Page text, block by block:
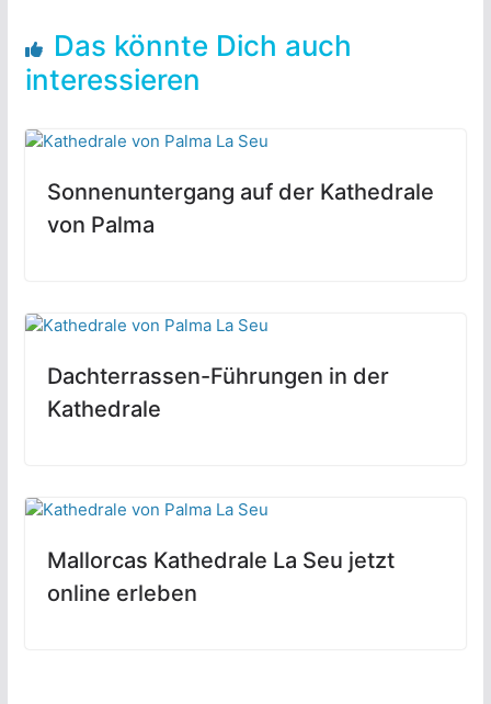
Das könnte Dich auch
interessieren
Sonnenuntergang auf der Kathedrale
von Palma
Dachterrassen-Führungen in der
Kathedrale
Mallorcas Kathedrale La Seu jetzt
online erleben